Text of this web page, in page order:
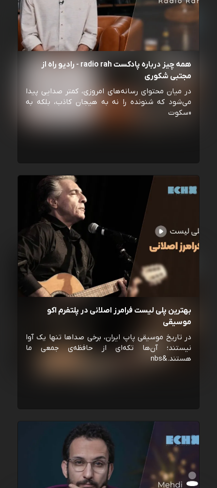
همه چیز درباره پادکست radio rah - رادیو راه از
مجتبی شکوری
در میان محتوای رسانه‌های امروزی، کمتر صدایی پیدا
می‌شود که شنونده را نه به هیجان کاذب، بلکه به
«سکوت
بهترین پلی لیست فرامرز اصلانی در پلتفرم اکو
موسیقی
در تاریخ موسیقی پاپ ایران، برخی صداها تنها یک آوا
نیستند؛ آن‌ها تکه‌ای از حافظه‌ی جمعی ما
هستند.&nbs